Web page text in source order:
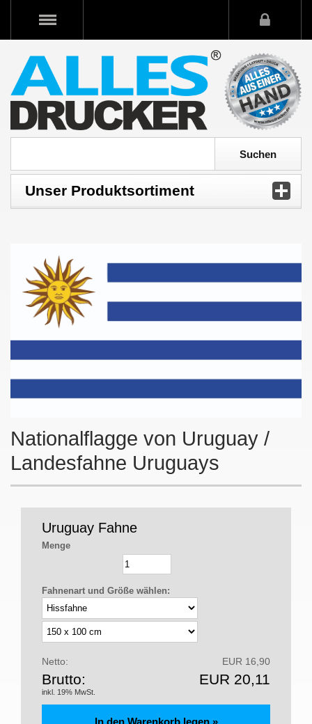
Unser Produktsortiment
Nationalflagge von Uruguay /
Landesfahne Uruguays
Uruguay Fahne
Menge
Fahnenart und Größe wählen:
Netto: EUR 16,90
Brutto:
inkl. 19% MwSt.
EUR 20,11